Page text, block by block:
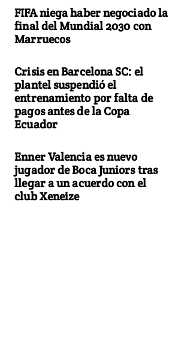
FIFA niega haber negociado la
final del Mundial 2030 con
Marruecos
Crisis en Barcelona SC: el
plantel suspendió el
entrenamiento por falta de
pagos antes de la Copa
Ecuador
Enner Valencia es nuevo
jugador de Boca Juniors tras
llegar a un acuerdo con el
club Xeneize